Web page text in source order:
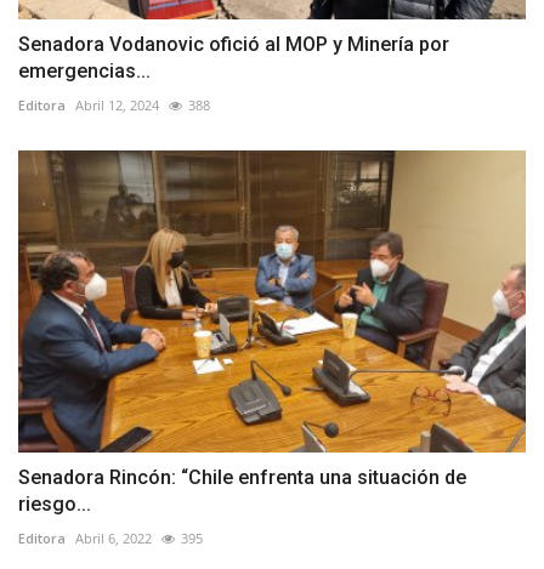
Senadora Vodanovic ofició al MOP y Minería por
emergencias...
Editora Abril 12, 2024 388
Senadora Rincón: “Chile enfrenta una situación de
riesgo...
Editora Abril 6, 2022 395